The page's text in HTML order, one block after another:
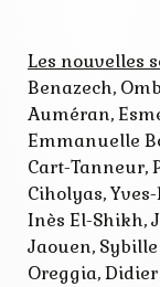
Les nouvelles
Benazech,
Auméran,
Emmanuelle
Cart-Tanneur,
Ciholyas,
Inès El-Shikh,
Jaouen,
Oreggia,